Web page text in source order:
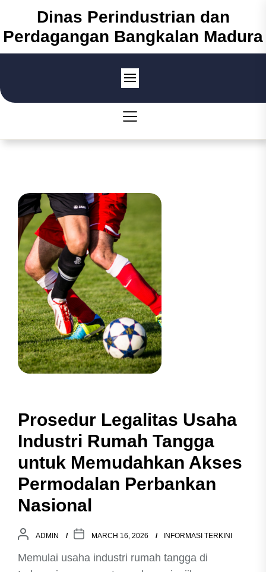
the
content
Dinas Perindustrian dan
Perdagangan Bangkalan Madura
Prosedur Legalitas Usaha
Industri Rumah Tangga
untuk Memudahkan Akses
Permodalan Perbankan
Nasional
ADMIN MARCH 16, 2026 INFORMASI TERKINI
Memulai usaha industri rumah tangga di